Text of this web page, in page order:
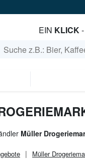
EIN KLICK-
Müller
Müller